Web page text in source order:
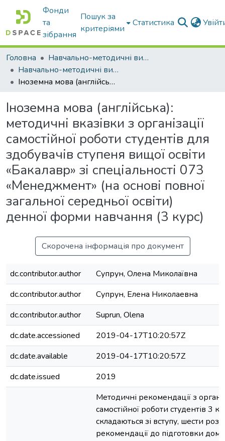
Фонди
та
зібрання
Пошук за
критеріями
Статистика
Головна
Навчально-методичні видання
Навчально-методичні видання
Іноземна мова (англійська): методичні вказівки з організації самостійної роботи студентів для здобувачів ступеня вищої освіти «Бакалавр» зі спеціальності 073 «Менеджмент» (на основі повної загальної середньої освіти) денної форми навчання (3 курс)
Іноземна мова (англійська):
методичні вказівки з організації
самостійної роботи студентів для
здобувачів ступеня вищої освіти
«Бакалавр» зі спеціальності 073
«Менеджмент» (на основі повної
загальної середньої освіти)
денної форми навчання (3 курс)
Скорочена інформація про документ
dc.contributor.author
Супрун, Олена Миколаївна
dc.contributor.author
Супрун, Елена Николаевна
dc.contributor.author
Suprun, Olena
dc.date.accessioned
2019-04-17T10:20:57Z
dc.date.available
2019-04-17T10:20:57Z
dc.date.issued
2019
Методичні рекомендації з
самостійної роботи студентів 3
складаються зі вступу, шести
рекомендації до підготовки